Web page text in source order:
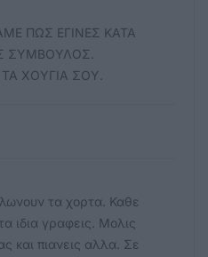
ΠΩΣ ΕΓΙΝΕΣ ΚΑΤΑ
ΣΥΜΒΟΥΛΟΣ.
ΧΟΥΓΙΑ ΣΟΥ.
τα χορτα. Καθε
ιδια γραφεις. Μολις
και πιανεις αλλα. Σε